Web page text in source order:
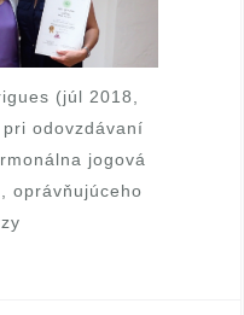
(júl 2018,
odovzdávaní
jogová
oprávňujúceho